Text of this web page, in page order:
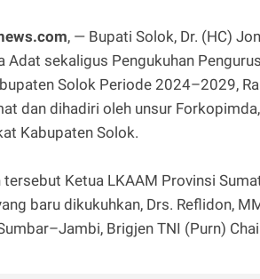
, — Bupati Solok, Dr. (HC)
Adat sekaligus Pengukuhan
Solok Periode 2024–2029,
dan dihadiri oleh unsur
Kabupaten Solok.
Ketua LKAAM Provinsi
baru dikukuhkan, Drs. Reflidon,
Brigjen TNI (Purn)